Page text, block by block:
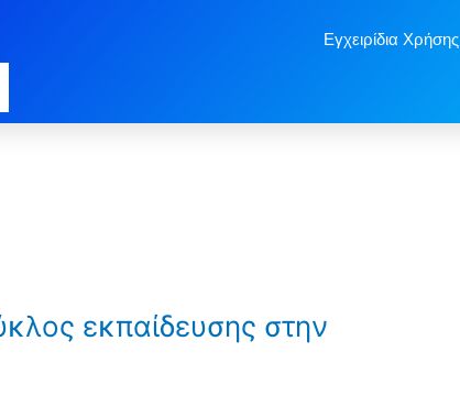
Εγχειρίδια Χρήσης
εκπαίδευσης στην